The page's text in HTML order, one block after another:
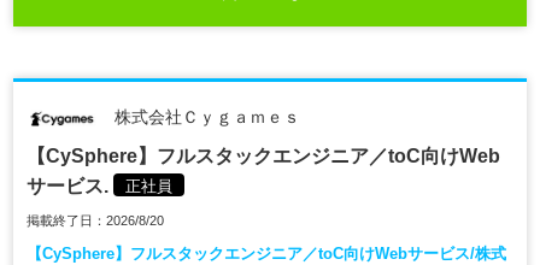
株式会社Ｃｙｇａｍｅｓ
【CySphere】フルスタックエンジニア／toC向けWeb
サービス.
正社員
掲載終了日：2026/8/20
【CySphere】フルスタックエンジニア／toC向けWebサービス/株式